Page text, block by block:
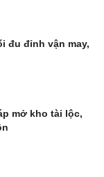
đu đỉnh vận may,
mở kho tài lộc,